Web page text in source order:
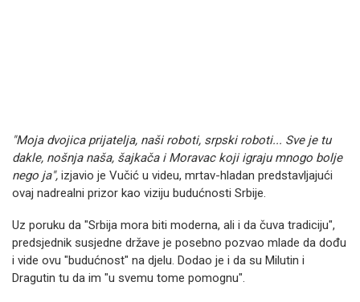
"Moja dvojica prijatelja, naši roboti, srpski roboti... Sve je tu
dakle, nošnja naša, šajkača i Moravac koji igraju mnogo bolje
nego ja", izjavio je Vučić u videu, mrtav-hladan predstavljajući
ovaj nadrealni prizor kao viziju budućnosti Srbije.
Uz poruku da "Srbija mora biti moderna, ali i da čuva tradiciju",
predsjednik susjedne države je posebno pozvao mlade da dođu
i vide ovu "budućnost" na djelu. Dodao je i da su Milutin i
Dragutin tu da im "u svemu tome pomognu".